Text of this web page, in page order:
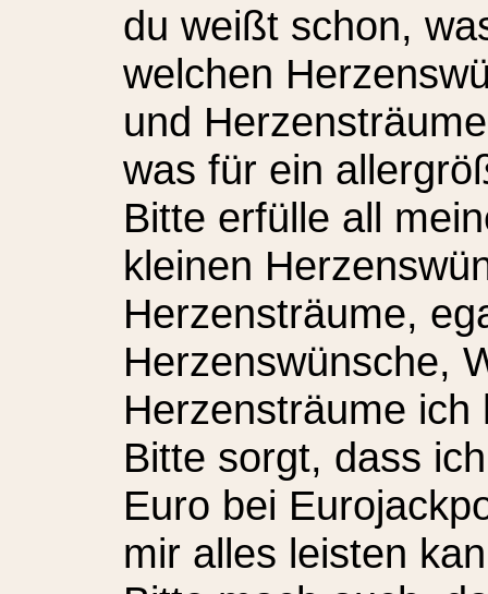
du weißt schon,
welchen
und
was für ein
Bitte erfülle all
kleinen
Herzensträume,
Herzenswünsche,
Herzensträume ich
Bitte sorgt, dass
Euro bei
mir alles leisten